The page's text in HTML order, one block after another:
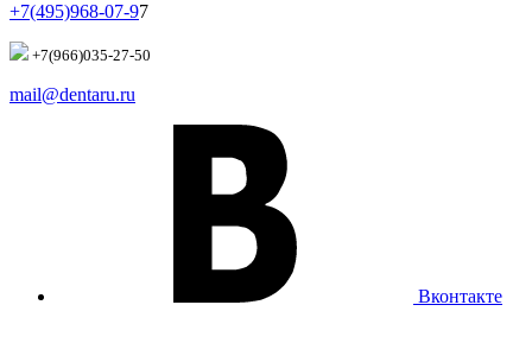
+7(495)968-07-97
+7(966)035-27-50
mail@dentaru.ru
Вконтакте